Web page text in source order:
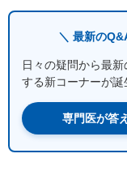
＼ 最新の
日々の疑問から最
する新コーナーが誕
専門医が答